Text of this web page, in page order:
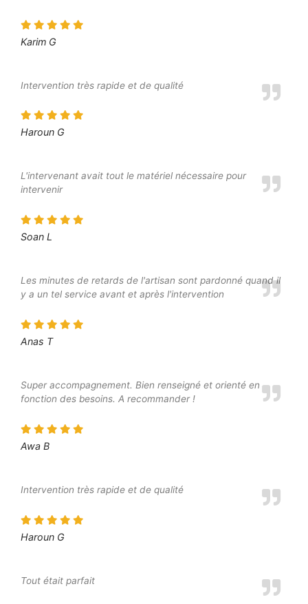
Karim G
Intervention très rapide et de qualité
Haroun G
L'intervenant avait tout le matériel nécessaire pour
intervenir
Soan L
Les minutes de retards de l'artisan sont pardonné quand il
y a un tel service avant et après l'intervention
Anas T
Super accompagnement. Bien renseigné et orienté en
fonction des besoins. A recommander !
Awa B
Intervention très rapide et de qualité
Haroun G
Tout était parfait